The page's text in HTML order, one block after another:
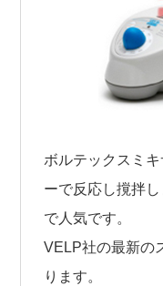
ボルテックスミ
ーで反応し撹拌
で人気です。
VELP社の最新の
ります。